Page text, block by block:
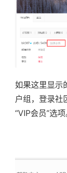
如果这里显示
户组， 登录社
“VIP会员”选项